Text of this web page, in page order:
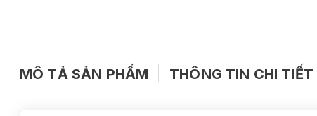
MÔ TẢ SẢN PHẨM THÔNG TIN CHI TIẾT